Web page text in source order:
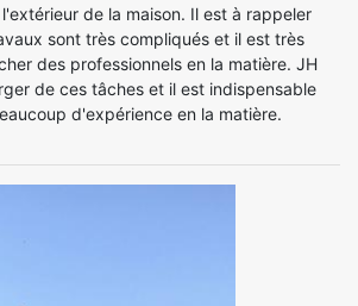
de la maison. Il est à rappeler
sont très compliqués et il est très
des professionnels en la matière. JH
de ces tâches et il est indispensable
d'expérience en la matière.